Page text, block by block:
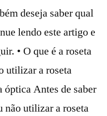
deseja saber qual
lendo este artigo e
• O que é a roseta
utilizar a roseta
óptica Antes de saber
não utilizar a roseta